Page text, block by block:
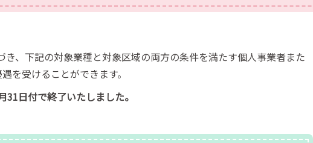
き、下記の対象業種と対象区域の両方の条件を満たす個人事業者また
を受けることができます。
31日付で終了いたしました。